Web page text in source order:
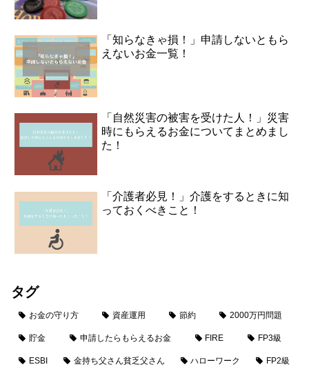
「知らなきゃ損！」申請しないともら
えないお金一覧！
「自然災害の被害を受けた人！」災害
時にもらえるお金についてまとめまし
た！
「介護者必見！」介護をするときに知
っておくべきこと！
タグ
お金の守り方 資産運用 節約 2000万円問題
貯金 申請したらもらえるお金 FIRE FP3級
ESBI 金持ち父さん貧乏父さん ハローワーク FP2級